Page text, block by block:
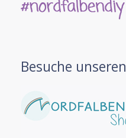
Besuche unseren